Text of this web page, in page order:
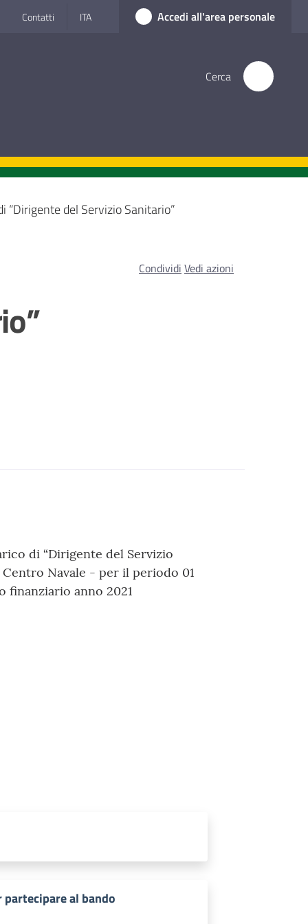
Contatti ITA Accedi all'area personale
Cerca
“Dirigente del Servizio Sanitario”
Condividi Vedi azioni
di “Dirigente del Servizio
Navale - per il periodo 01
finanziario anno 2021
al bando